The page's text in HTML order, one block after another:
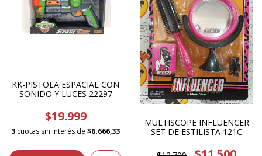
KK-PISTOLA ESPACIAL CON
SONIDO Y LUCES 22297
$19.999
3 cuotas sin interés de $6.666,33
MULTISCOPE INFLUENCER
SET DE ESTILISTA 121C